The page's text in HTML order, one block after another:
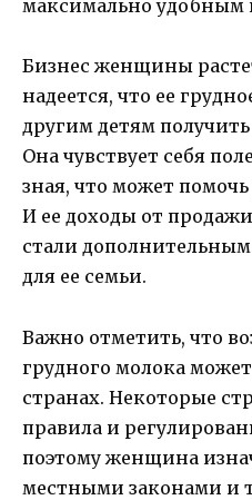
максимально удобным
Бизнес женщины
надеется, что ее
другим детям
Она чувствует себя
зная, что может
И ее доходы от
стали
для ее семьи.
Важно отметить, что
грудного молока
странах. Некоторые
правила и
поэтому женщина
местными законами и